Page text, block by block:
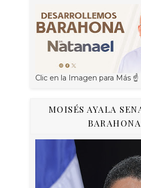
Clic en la Imagen para Más ☝
MOISÉS AYALA
BARAHONA